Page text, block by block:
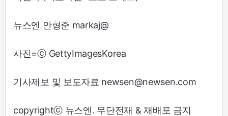
뉴스엔 안형준 markaj@
사진=ⓒ GettyImagesKorea
기사제보 및 보도자료 newsen@newsen.com
copyrightⓒ 뉴스엔. 무단전재 & 재배포 금지